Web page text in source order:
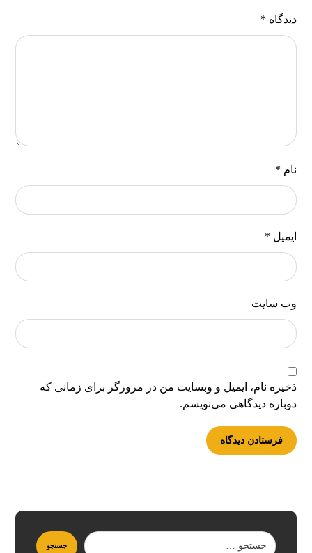
دیدگاه *
نام *
ایمیل *
وب‌ سایت
ذخیره نام، ایمیل و وبسایت من در مرورگر برای زمانی که
دوباره دیدگاهی می‌نویسم.